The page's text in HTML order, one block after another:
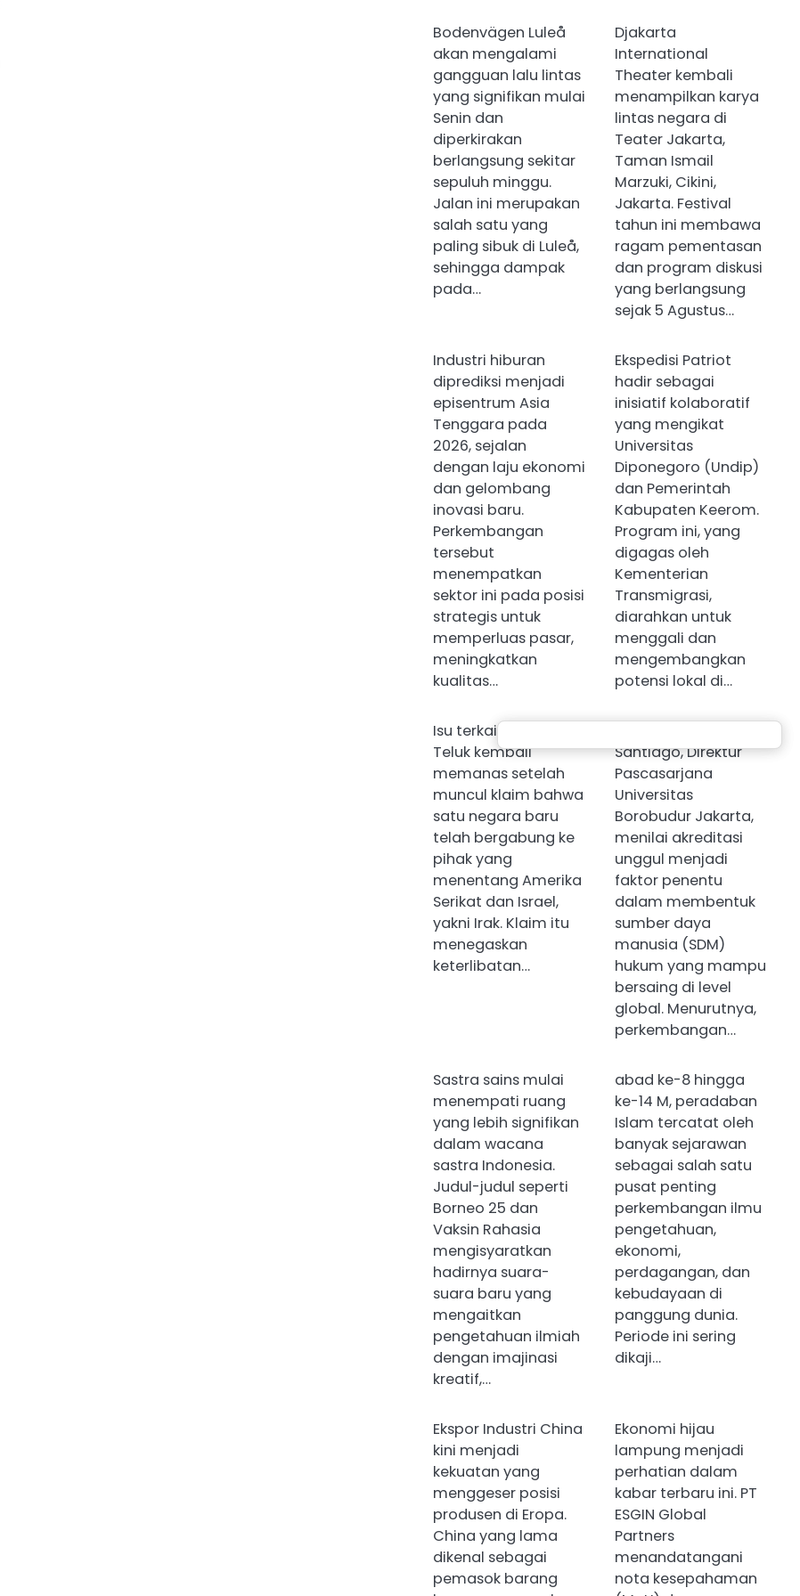
Bodenvägen Luleå
akan mengalami
gangguan lalu lintas
yang signifikan mulai
Senin dan
diperkirakan
berlangsung sekitar
sepuluh minggu.
Jalan ini merupakan
salah satu yang
paling sibuk di Luleå,
sehingga dampak
pada…
Djakarta
International
Theater kembali
menampilkan karya
lintas negara di
Teater Jakarta,
Taman Ismail
Marzuki, Cikini,
Jakarta. Festival
tahun ini membawa
ragam pementasan
dan program diskusi
yang berlangsung
sejak 5 Agustus…
Industri hiburan
diprediksi menjadi
episentrum Asia
Tenggara pada
2026, sejalan
dengan laju ekonomi
dan gelombang
inovasi baru.
Perkembangan
tersebut
menempatkan
sektor ini pada posisi
strategis untuk
memperluas pasar,
meningkatkan
kualitas…
Ekspedisi Patriot
hadir sebagai
inisiatif kolaboratif
yang mengikat
Universitas
Diponegoro (Undip)
dan Pemerintah
Kabupaten Keerom.
Program ini, yang
digagas oleh
Kementerian
Transmigrasi,
diarahkan untuk
menggali dan
mengembangkan
potensi lokal di…
Isu terkait perang di
Teluk kembali
memanas setelah
muncul klaim bahwa
satu negara baru
telah bergabung ke
pihak yang
menentang Amerika
Serikat dan Israel,
yakni Irak. Klaim itu
menegaskan
keterlibatan…
Santiago, Direktur
Pascasarjana
Universitas
Borobudur Jakarta,
menilai akreditasi
unggul menjadi
faktor penentu
dalam membentuk
sumber daya
manusia (SDM)
hukum yang mampu
bersaing di level
global. Menurutnya,
perkembangan…
Sastra sains mulai
menempati ruang
yang lebih signifikan
dalam wacana
sastra Indonesia.
Judul-judul seperti
Borneo 25 dan
Vaksin Rahasia
mengisyaratkan
hadirnya suara-
suara baru yang
mengaitkan
pengetahuan ilmiah
dengan imajinasi
kreatif,…
abad ke-8 hingga
ke-14 M, peradaban
Islam tercatat oleh
banyak sejarawan
sebagai salah satu
pusat penting
perkembangan ilmu
pengetahuan,
ekonomi,
perdagangan, dan
kebudayaan di
panggung dunia.
Periode ini sering
dikaji…
Ekspor Industri China
kini menjadi
kekuatan yang
menggeser posisi
produsen di Eropa.
China yang lama
dikenal sebagai
pemasok barang
Ekonomi hijau
lampung menjadi
perhatian dalam
kabar terbaru ini. PT
ESGIN Global
Partners
menandatangani
nota kesepahaman